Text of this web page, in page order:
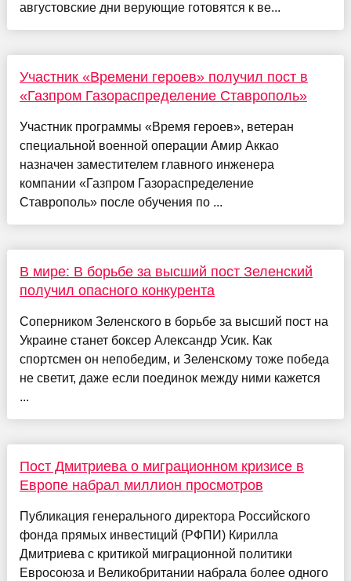
августовские дни верующие готовятся к ве...
Участник «Времени героев» получил пост в
«Газпром Газораспределение Ставрополь»
Участник программы «Время героев», ветеран
специальной военной операции Амир Аккао
назначен заместителем главного инженера
компании «Газпром Газораспределение
Ставрополь» после обучения по ...
В мире: В борьбе за высший пост Зеленский
получил опасного конкурента
Соперником Зеленского в борьбе за высший пост на
Украине станет боксер Александр Усик. Как
спортсмен он непобедим, и Зеленскому тоже победа
не светит, даже если поединок между ними кажется
...
Пост Дмитриева о миграционном кризисе в
Европе набрал миллион просмотров
Публикация генерального директора Российского
фонда прямых инвестиций (РФПИ) Кирилла
Дмитриева с критикой миграционной политики
Евросоюза и Великобритании набрала более одного